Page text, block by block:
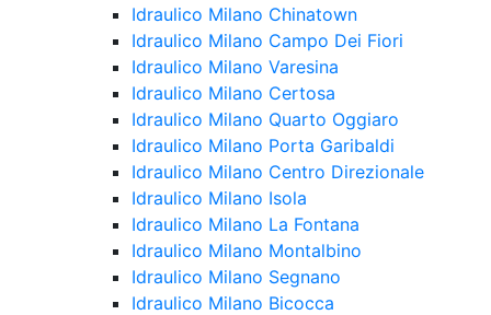
Idraulico Milano Chinatown
Idraulico Milano Campo Dei Fiori
Idraulico Milano Varesina
Idraulico Milano Certosa
Idraulico Milano Quarto Oggiaro
Idraulico Milano Porta Garibaldi
Idraulico Milano Centro Direzionale
Idraulico Milano Isola
Idraulico Milano La Fontana
Idraulico Milano Montalbino
Idraulico Milano Segnano
Idraulico Milano Bicocca